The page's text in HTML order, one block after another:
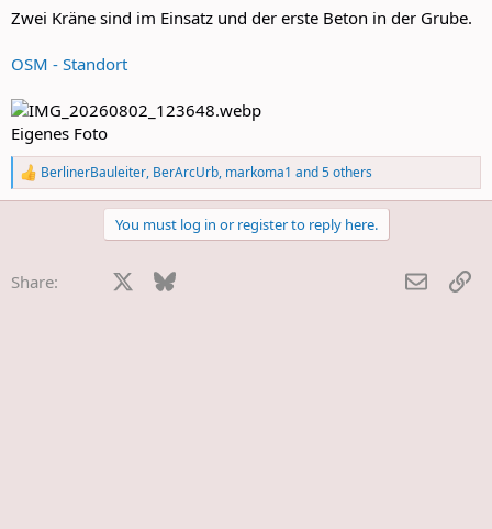
Zwei Kräne sind im Einsatz und der erste Beton in der Grube.
OSM - Standort
Eigenes Foto
R
e
o
BerlinerBauleiter, BerArcUrb, markoma1 and 5 others
You must log in or register to reply here.
Share: Facebook Bluesky WhatsApp
E-Mail